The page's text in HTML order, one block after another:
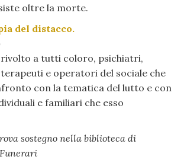
oltre la morte.
del distacco.
a tutti coloro, psichiatri,
e operatori del sociale che
con la tematica del lutto e con
e familiari che esso
sostegno nella biblioteca di